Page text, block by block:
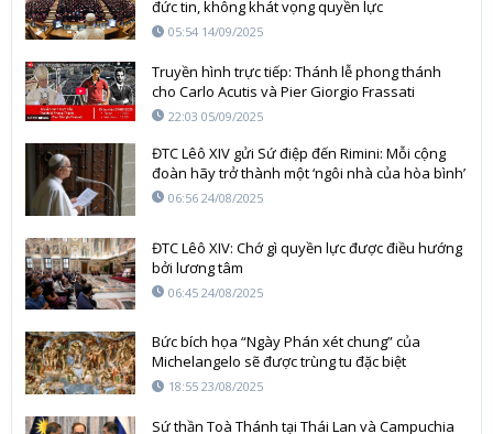
đức tin, không khát vọng quyền lực
05:54 14/09/2025
Truyền hình trực tiếp: Thánh lễ phong thánh
cho Carlo Acutis và Pier Giorgio Frassati
22:03 05/09/2025
ĐTC Lêô XIV gửi Sứ điệp đến Rimini: Mỗi cộng
đoàn hãy trở thành một ‘ngôi nhà của hòa bình’
06:56 24/08/2025
ĐTC Lêô XIV: Chớ gì quyền lực được điều hướng
bởi lương tâm
06:45 24/08/2025
Bức bích họa “Ngày Phán xét chung” của
Michelangelo sẽ được trùng tu đặc biệt
18:55 23/08/2025
Sứ thần Toà Thánh tại Thái Lan và Campuchia